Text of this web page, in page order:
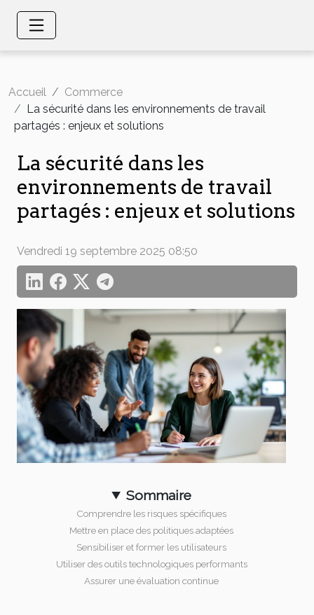
Accueil
Commerce
La sécurité dans les environnements de travail
partagés : enjeux et solutions
La sécurité dans les
environnements de travail
partagés : enjeux et solutions
Vendredi 19 septembre 2025 08:50
Sommaire
Comprendre les risques spécifiques
Mettre en place des politiques adaptées
Sensibiliser et former les utilisateurs
Utiliser des outils technologiques performants
Assurer une évaluation continue